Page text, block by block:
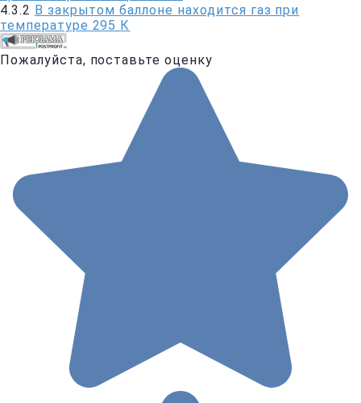
4.3.2 В закрытом баллоне находится газ при
температуре 295 К
Пожалуйста, поставьте оценку